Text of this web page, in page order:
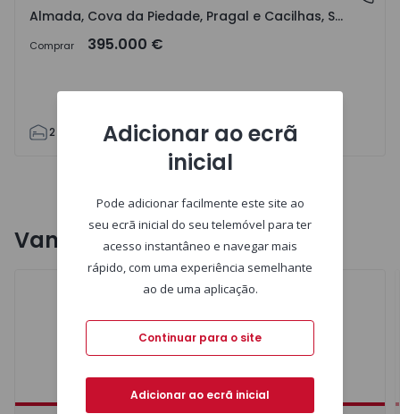
Almada, Cova da Piedade, Pragal e Cacilhas, Setúbal
Comprar 395.000 €
2 70 85 0 0
Vantagens ERA Ver todas
Adicionar ao ecrã
inicial
Pode adicionar facilmente este site ao
seu ecrã inicial do seu telemóvel para ter
acesso instantâneo e navegar mais
rápido, com uma experiência semelhante
ao de uma aplicação.
Continuar para o site
Adicionar ao ecrã inicial